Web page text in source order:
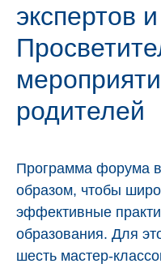
экспертов и
родителей
Программа форума
образом, чтобы
эффективные
образования. Для
шесть мастер-